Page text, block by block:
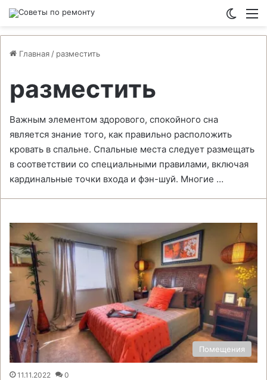
Главная / разместить
разместить
Важным элементом здорового, спокойного сна
является знание того, как правильно расположить
кровать в спальне. Спальные места следует размещать
в соответствии со специальными правилами, включая
кардинальные точки входа и фэн-шуй. Многие …
Помещения
11.11.2022 0